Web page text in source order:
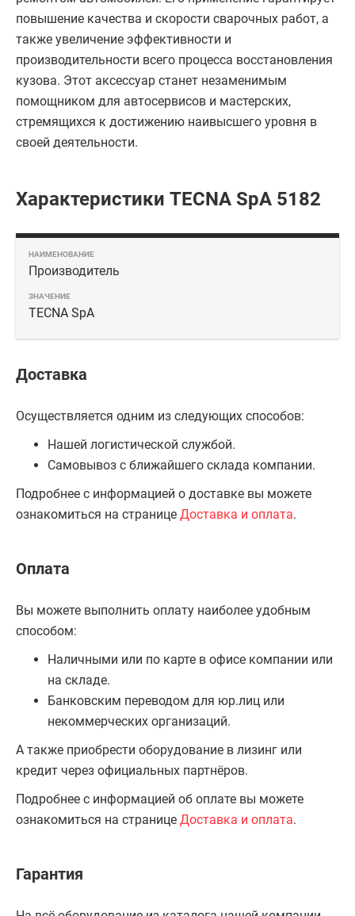
повышение качества и скорости сварочных работ, а
также увеличение эффективности и
производительности всего процесса восстановления
кузова. Этот аксессуар станет незаменимым
помощником для автосервисов и мастерских,
стремящихся к достижению наивысшего уровня в
своей деятельности.
Характеристики TECNA SpA 5182
Производитель
TECNA SpA
Доставка
Осуществляется одним из следующих способов:
Нашей логистической службой.
Самовывоз с ближайшего склада компании.
Подробнее с информацией о доставке вы можете
ознакомиться на странице Доставка и оплата.
Оплата
Вы можете выполнить оплату наиболее удобным
способом:
Наличными или по карте в офисе компании или
на складе.
Банковским переводом для юр.лиц или
некоммерческих организаций.
А также приобрести оборудование в лизинг или
кредит через официальных партнёров.
Подробнее с информацией об оплате вы можете
ознакомиться на странице Доставка и оплата.
Гарантия